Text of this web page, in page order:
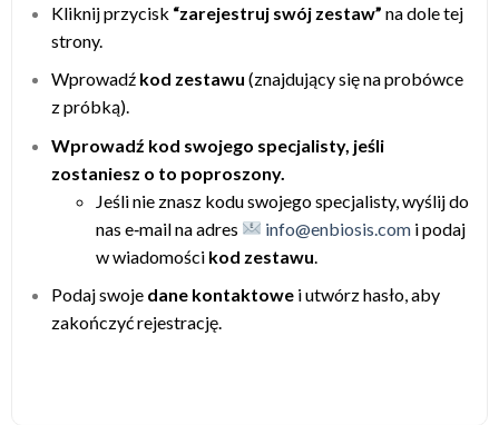
Kliknij przycisk “zarejestruj swój zestaw” na dole tej
strony.
Wprowadź kod zestawu (znajdujący się na probówce
z próbką).
Wprowadź kod swojego specjalisty, jeśli
zostaniesz o to poproszony.
Jeśli nie znasz kodu swojego specjalisty, wyślij do
nas e‑mail na adres
info@enbiosis.com i podaj
w wiadomości kod zestawu
Podaj swoje dane kontaktowei utwórz hasło, aby
zakończyć rejestrację.